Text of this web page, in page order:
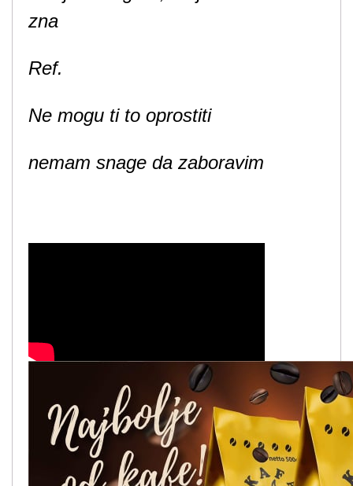
zna
Ref.
Ne mogu ti to oprostiti
nemam snage da zaboravim